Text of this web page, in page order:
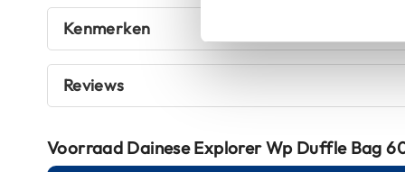
houder
kapstok
Motorjassen
Heren
Een grote verwijderbare buitenvak met
de Explorer Tool Bag kunt bevestigen, en
het rijden, completeren de functies van de Explorer
voor elk motoravontuur.
Kenmerken
Reviews
Voorraad Dainese Explorer Wp Duffle Bag